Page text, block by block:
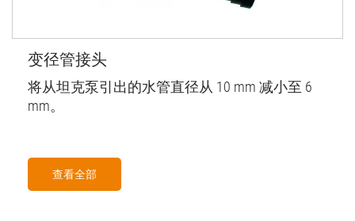
变径管接头
将从坦克泵引出的水管直径从 10 mm 减小至 6
mm。
查看全部